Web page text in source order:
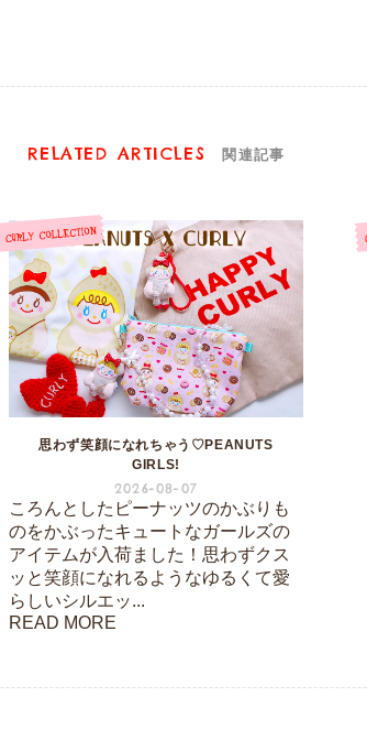
RELATED ARTICLES 関連記事
思わず笑顔になれちゃう♡PEANUTS
GIRLS!
2026-08-07
ころんとしたピーナッツのかぶりも
のをかぶったキュートなガールズの
アイテムが入荷ました！思わずクス
ッと笑顔になれるようなゆるくて愛
らしいシルエッ...
READ MORE